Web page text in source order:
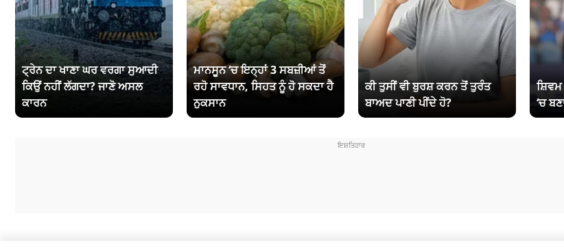
ਟ੍ਰੇਨ ਦਾ ਖਾਣਾ ਘਰ ਵਰਗਾ ਸੁਆਦੀ
ਕਿਉਂ ਨਹੀਂ ਲੱਗਦਾ? ਜਾਣੋ ਅਸਲ
ਕਾਰਨ
ਮਾਨਸੂਨ ‘ਚ ਇਨ੍ਹਾਂ 3 ਸਬਜ਼ੀਆਂ ਤੋਂ
ਰਹੋ ਸਾਵਧਾਨ, ਸਿਹਤ ਨੂੰ ਹੋ ਸਕਦਾ ਹੈ
ਨੁਕਸਾਨ
ਕੀ ਤੁਸੀਂ ਵੀ ਬੁਰਸ਼ ਕਰਨ ਤੋਂ ਤੁਰੰਤ
ਬਾਅਦ ਪਾਣੀ ਪੀਂਦੇ ਹੋ?
ਸ਼ਿਵਮ
‘ਚ